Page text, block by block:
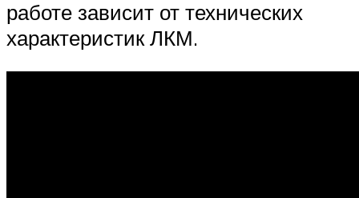
работе зависит от технических
характеристик ЛКМ.